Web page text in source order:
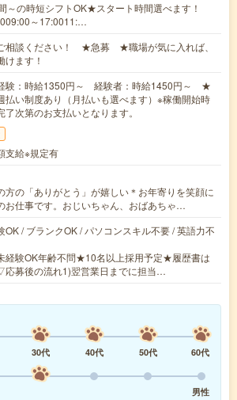
～の時短シフトOK★スタート時間選べます！
～17:0011:…
相談ください！ ★急募 ★職場が気に入れば、
けます！
験：時給1350円～ 経験者：時給1450円～ ★
払い制度あり（月払いも選べます）※稼働開始時
了次第のお支払いとなります。
支給※規定有
方の「ありがとう」が嬉しい＊お年寄りを笑顔に
お仕事です。おじいちゃん、おばあちゃ…
OK / ブランクOK / パソコンスキル不要 / 英語力不
経験OK年齢不問★10名以上採用予定★履歴書は
応募後の流れ1)翌営業日までに担当…
30代 40代 50代
60代
男性